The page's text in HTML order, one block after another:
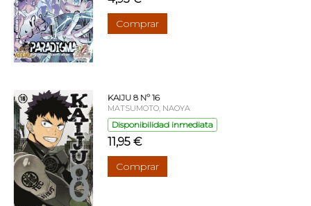
Comprar
KAIJU 8 Nº 16
MATSUMOTO, NAOYA
Disponibilidad inmediata
11,95 €
Comprar